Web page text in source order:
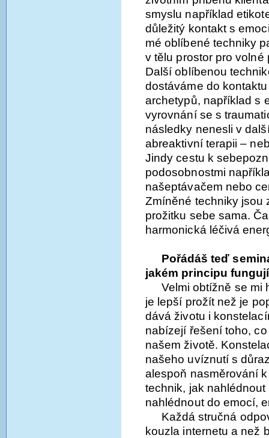
smyslu například
důležitý kontakt s
mé oblíbené techniky
v tělu prostor pro
Další oblíbenou
dostáváme do
archetypů, například s
vyrovnání se s
následky nenesli v
abreaktivní terapii –
Jindy cestu k
podosobnostmi
našeptávačem nebo
Zmíněné techniky jsou
prožitku sebe sama.
harmonická léčivá
Pořádáš teď
jakém principu
Velmi obtížně se mi
je lepší prožít než je
dává životu i
nabízejí řešení toho,
našem životě.
našeho uvíznutí s
alespoň nasměrování
technik, jak
nahlédnout do emocí,
Každá stručná
kouzla internetu a než